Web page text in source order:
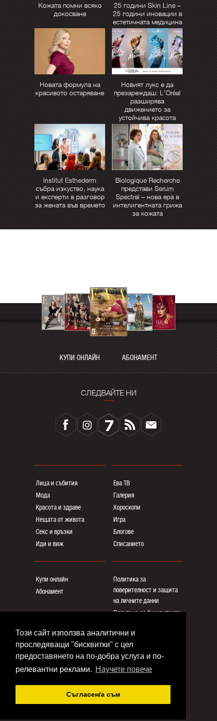
Този сайт използва аналитични и
проследяващи "бисквитки" с цел
предоставянето на по-добра услуга и по-
релевантни реклами. Научете повече
Съгласен/a съм
Кожата помни всяко
докосване
25 години Skin Line –
25 години иновации в
естетичната медицина
Новата формула на
красивото остаряване
Новият лукс е да
презареждаш: L’Oréal
разширява
движението за
устойчива красота
Institut Esthederm
събра изкуство, наука
и експерти в разговор
за жената във времето
Biologique Recherche
представи Serum
Spectral – нова ера в
интелигентната грижа
за кожата
КУПИ ОНЛАЙН АБОНАМЕНТ
СЛЕДВАЙТЕ НИ
Лица и събития
Мода
Красота и здраве
Нещата от живота
Секс и връзки
Иди и виж
Ева ТВ
Галерия
Хороскопи
Игра
Блогoве
Списанието
Купи онлайн
Абонамент
Политика за
поверителност и защита
на личните данни
Политика за бисквитките
Общи условия
Контакти